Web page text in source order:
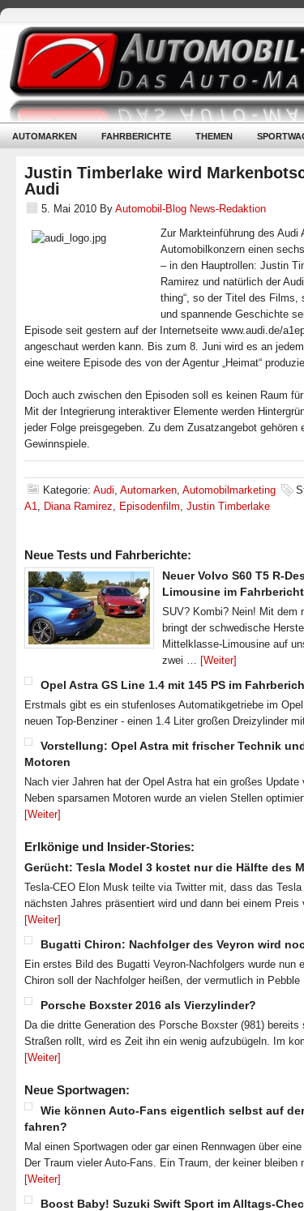
AUTOMARKEN FAHRBERICHTE THEMEN
Justin Timberlake wird
Audi
5. Mai 2010 By Automobil-Blog News-Redaktion
Zur Markteinführung des Audi
Automobilkonzern einen
– in den Hauptrollen: Justin
Ramirez und natürlich der
thing“, so der Titel des Films,
und spannende Geschichte
Episode seit gestern auf der Internetseite www.audi.de/
angeschaut werden kann. Bis zum 8. Juni wird es an
eine weitere Episode des von der Agentur „Heimat“
Doch auch zwischen den Episoden soll es keinen Raum
Mit der Integrierung interaktiver Elemente werden
jeder Folge preisgegeben. Zu dem Zusatzangebot gehören
Gewinnspiele.
Kategorie: Audi, Automarken, Automobilmarketing
A1, Diana Ramirez, Episodenfilm, Justin Timberlake
Neue Tests und Fahrberichte:
Neuer Volvo S60 T5 R-
Limousine im Fahrbericht
SUV? Kombi? Nein! Mit dem
bringt der schwedische
Mittelklasse-Limousine auf
zwei … [Weiter]
Opel Astra GS Line 1.4 mit 145 PS im
Erstmals gibt es ein stufenloses Automatikgetriebe im
neuen Top-Benziner - einen 1.4 Liter großen Dreizylinder
Vorstellung: Opel Astra mit frischer Technik
Motoren
Nach vier Jahren hat der Opel Astra hat ein großes
Neben sparsamen Motoren wurde an vielen Stellen
[Weiter]
Erlkönige und Insider-Stories:
Gerücht: Tesla Model 3 kostet nur die Hälfte des
Tesla-CEO Elon Musk teilte via Twitter mit, dass das
nächsten Jahres präsentiert wird und dann bei einem
[Weiter]
Bugatti Chiron: Nachfolger des Veyron wird
Ein erstes Bild des Bugatti Veyron-Nachfolgers wurde nun
Chiron soll der Nachfolger heißen, der vermutlich in
Porsche Boxster 2016 als Vierzylinder?
Da die dritte Generation des Porsche Boxster (981) bereits
Straßen rollt, wird es Zeit ihn ein wenig aufzubügeln. Im
[Weiter]
Neue Sportwagen:
Wie können Auto-Fans eigentlich selbst auf
fahren?
Mal einen Sportwagen oder gar einen Rennwagen über
Der Traum vieler Auto-Fans. Ein Traum, der keiner
[Weiter]
Boost Baby! Suzuki Swift Sport im Alltags-